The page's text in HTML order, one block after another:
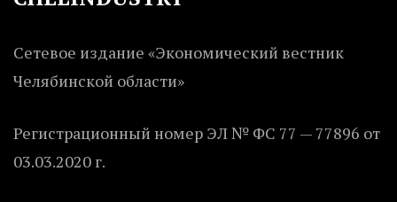
Сетевое издание «Экономический вестник
Челябинской области»
Регистрационный номер ЭЛ № ФС 77 — 77896 от
03.03.2020 г.